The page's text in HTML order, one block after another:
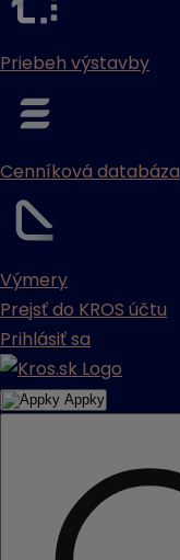
Priebeh výstavby
Cenníková databáza
Výmery
Prejsť do KROS účtu
Prihlásiť sa
Appky